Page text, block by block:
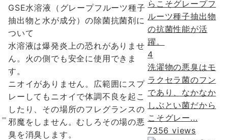
GSE水溶液（グレープフルーツ種子
抽出物と水が成分）の除菌抗菌剤に
ついて
水溶液は爆発炎上の恐れがありませ
ん。火の側でも安全に使用できま
す。
ニオイがありません。広範囲にスプ
レーしてもニオイで体調不良を起こ
したり、その場所のフレグランスの
邪魔をしません。むしろその場の悪
臭を消臭します。
4
洗濯物の悪臭はモ
ラクセラ菌のフン
であり、なかなか
しぶとい菌だから
こそグレー...
7356 views